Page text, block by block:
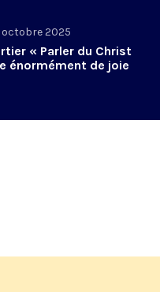
octobre 2025
« Parler du Christ
énormément de joie